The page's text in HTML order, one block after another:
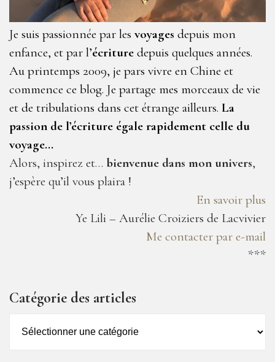
Je suis passionnée par les voyages depuis mon
enfance, et par l’écriture depuis quelques années.
Au printemps 2009, je pars vivre en Chine et
commence ce blog. Je partage mes morceaux de vie
et de tribulations dans cet étrange ailleurs. La
passion de l’écriture égale rapidement celle du
voyage…
Alors, inspirez et… bienvenue dans mon univers,
j’espère qu’il vous plaira !
En savoir plus
Ye Lili – Aurélie Croiziers de Lacvivier
Me contacter par e-mail
***
Catégorie des articles
des